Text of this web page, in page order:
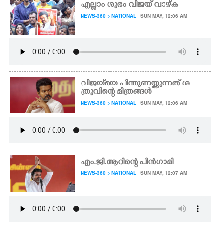
ASTRO
CARTOONS
എല്ലാം ശുഭം വിജയ് വാഴ്ക
NEWS-360 > NATIONAL | SUN MAY, 12:06 AM
വിജയ്‌യെ പിന്തുണയ്ക്കുന്നത് ശ
ത്രുവിന്റെ മിത്രങ്ങൾ
NEWS-360 > NATIONAL | SUN MAY, 12:06 AM
എം.ജി.ആറിന്റെ പിൻഗാമി
NEWS-360 > NATIONAL | SUN MAY, 12:07 AM